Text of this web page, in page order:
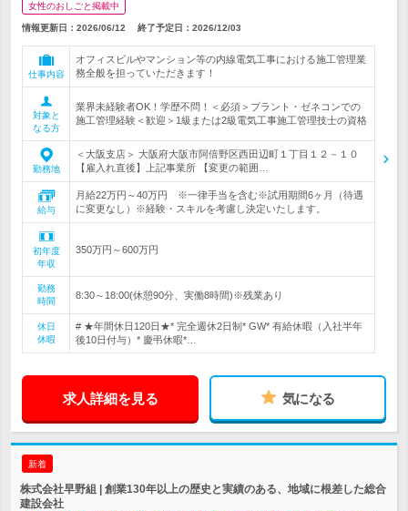
女性のおしごと掲載中
情報更新日：2026/06/12 終了予定日： 2026/12/03
仕事内容
オフィスビルやマンション等の内線電気工事における施工管理業
務全般を担っていただきます！
対象と
なる方
業界未経験者OK！学歴不問！＜必須＞プラント・ゼネコンでの
施工管理経験＜歓迎＞1級または2級電気工事施工管理技士の資格
勤務地
＜大阪支店＞ 大阪府大阪市阿倍野区西田辺町１丁目１２－１０
【雇入れ直後】上記事業所 【変更の範囲…
給与
月給22万円～40万円 ※一律手当を含む※試用期間6ヶ月（待遇
に変更なし）※経験・スキルを考慮し決定いたします。
初年度
年収
350万円～600万円
勤務
時間
8:30～18:00(休憩90分、実働8時間)※残業あり
休日
休暇
# ★年間休日120日★* 完全週休2日制* GW* 有給休暇（入社半年
後10日付与）* 慶弔休暇*…
求人詳細を見る 気になる
新着
株式会社早野組 | 創業130年以上の歴史と実績のある、地域に根差した総合
建設会社